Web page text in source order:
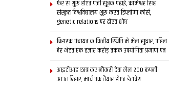
फेर स शुरू होएत पंजी सूत्रक पढाई, कामेश्वर सिंह
संस्कृत विश्वविद्यालय शुरू करत डिप्लोमा कोर्स,
genetic relations पर होएत शोध
बिहारक पंचायत क वित्‍तीय स्थिति मे भेल सुधार, पहिल
बेर भेटत एक हजार करोड़ तकक उपयोगिता प्रमाण पत्र
आइटीआइ छात्र कए नौकरी देबा लेल 200 कंपनी
आउत बिहार, मार्च तक तैयार होएत डेटाबेस